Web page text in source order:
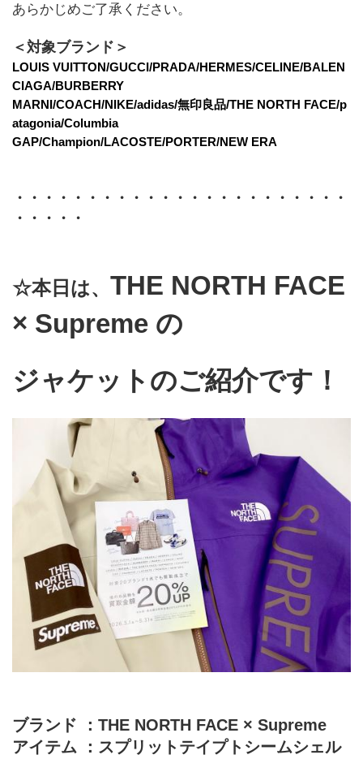
あらかじめご了承ください。
＜対象ブランド＞
LOUIS VUITTON/GUCCI/PRADA/HERMES/CELINE/BALEN
CIAGA/BURBERRY
MARNI/COACH/NIKE/adidas/無印良品/THE NORTH FACE/p
atagonia/Columbia
GAP/Champion/LACOSTE/PORTER/NEW ERA
・・・・・・・・・・・・・・・・・・・・・・・
・・・・・
☆本日は、 THE NORTH FACE
× Supreme の
ジャケットのご紹介です！
ブランド ：THE NORTH FACE × Supreme
アイテム ：スプリットテイプトシームシェル